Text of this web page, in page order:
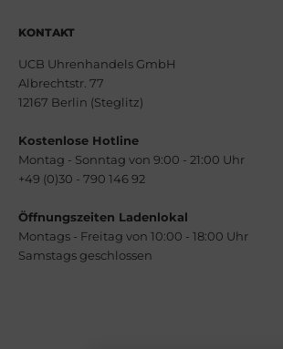
KONTAKT
UCB Uhrenhandels GmbH
Albrechtstr. 77
12167 Berlin (Steglitz)
Kostenlose Hotline
Montag - Sonntag von 9:00 - 21:00 Uhr
+49 (0)30 - 790 146 92
Öffnungszeiten Ladenlokal
Montags - Freitag von 10:00 - 18:00 Uhr
Samstags geschlossen